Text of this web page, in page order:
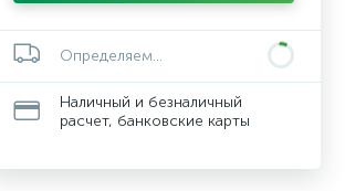
Определяем...
Наличный и безналичный
расчет, банковские карты